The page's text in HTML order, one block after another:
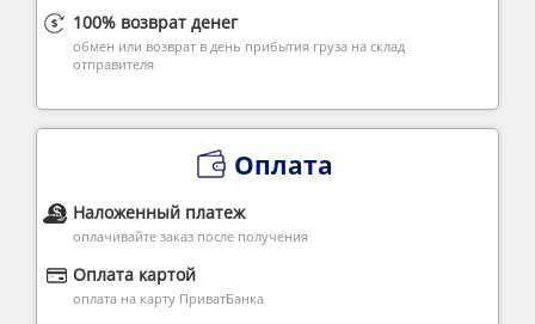
100% возврат денег
обмен или возврат в день прибытия груза на склад
отправителя
Оплата
Наложенный платеж
оплачивайте заказ после получения
Оплата картой
оплата на карту ПриватБанка